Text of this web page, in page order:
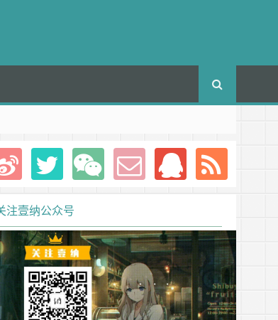
注壹纳公众号